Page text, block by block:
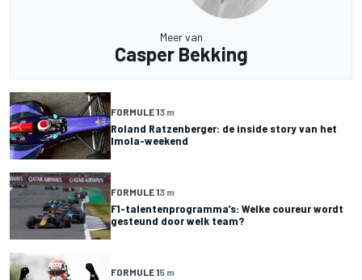
Meer van
Casper Bekking
FORMULE 13 m
Roland Ratzenberger: de inside story van het
Imola-weekend
FORMULE 13 m
F1-talentenprogramma’s: Welke coureur wordt
gesteund door welk team?
FORMULE 15 m